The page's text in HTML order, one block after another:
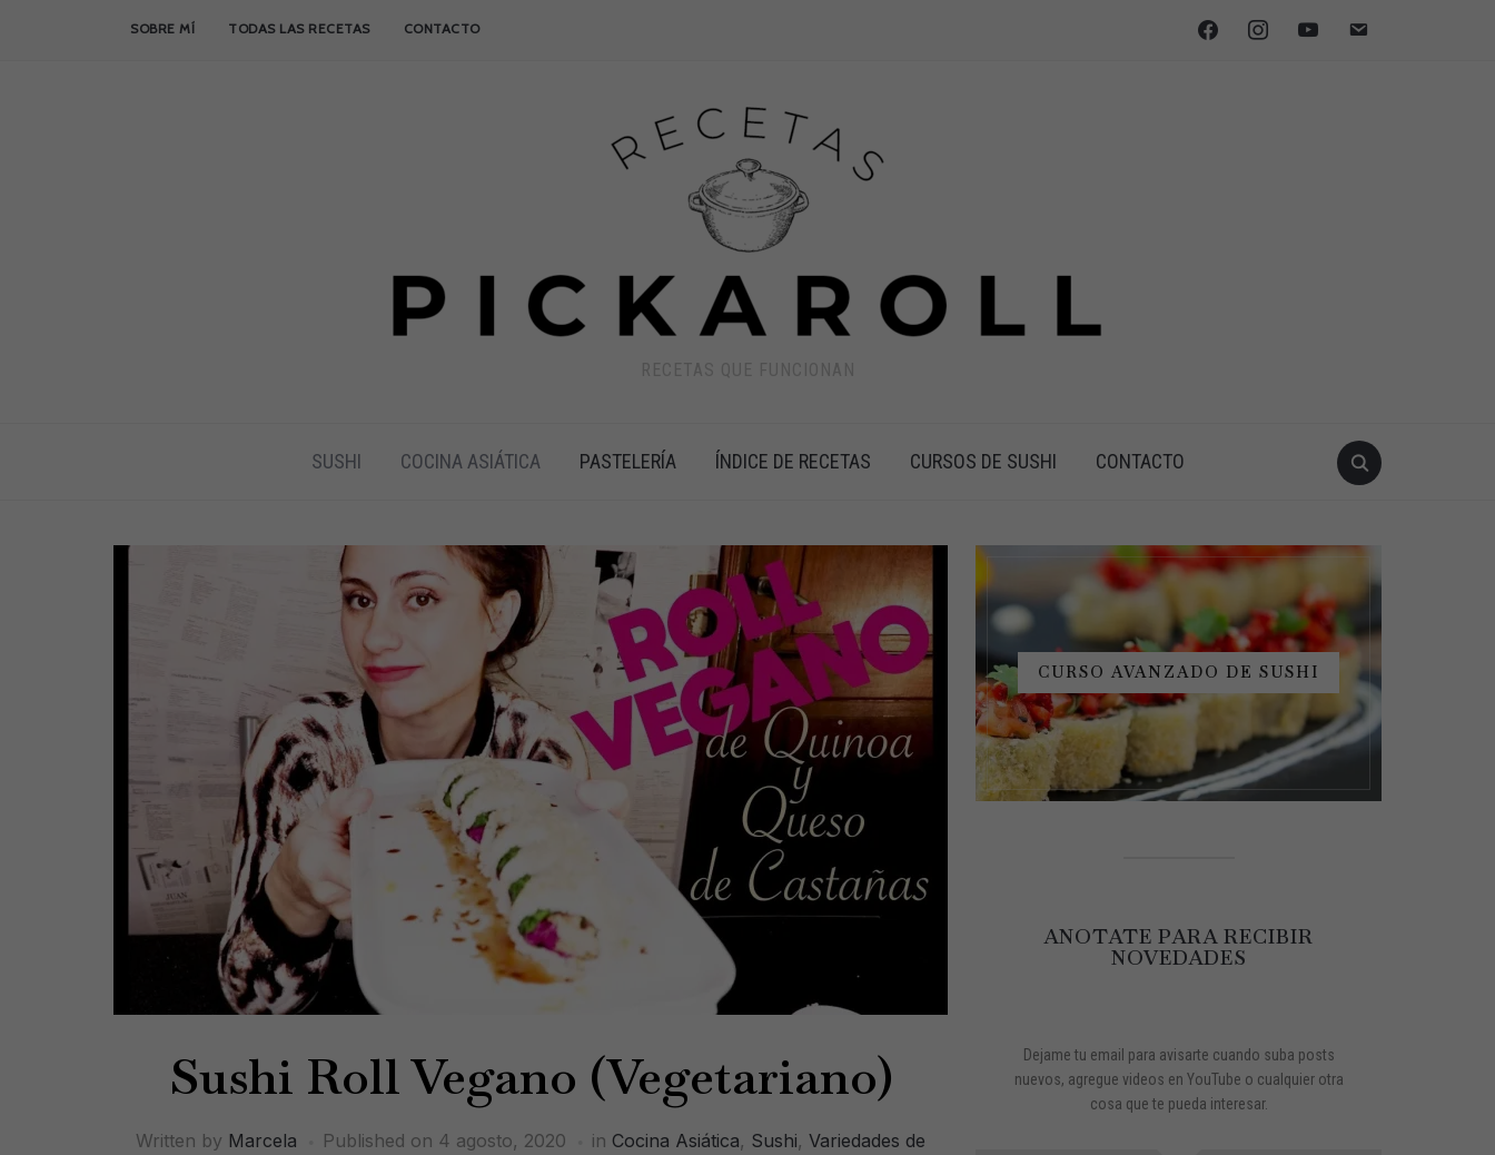
facebook instagramyoutube email
SOBRE MÍ TODAS LAS RECETAS CONTACTO
SUSHI COCINA ASIÁTICA PASTELERÍA ÍNDICE DE RECETAS CURSOS DE SUSHI CONTACTO
Sushi Roll Vegano (Vegetariano)
Written by Marcela Published on 4 agosto, 2020 in Cocina Asiática, Sushi, Variedades de
CURSO AVANZADO DE SUSHI
ANOTATE PARA RECIBIR
NOVEDADES
Dejame tu email para avisarte cuando suba posts
nuevos, agregue videos en YouTube o cualquier otra
cosa que te pueda interesar.